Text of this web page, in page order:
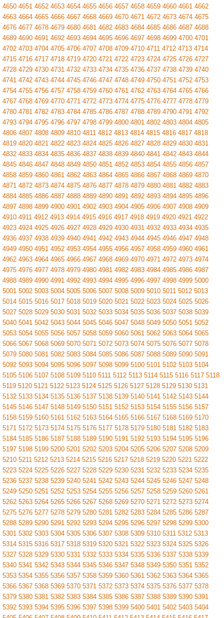
4650 4651 4652 4653 4654 4655 4656 4657 4658 4659 4660 4661 4662
4663 4664 4665 4666 4667 4668 4669 4670 4671 4672 4673 4674 4675
4676 4677 4678 4679 4680 4681 4682 4683 4684 4685 4686 4687 4688
4689 4690 4691 4692 4693 4694 4695 4696 4697 4698 4699 4700 4701
4702 4703 4704 4705 4706 4707 4708 4709 4710 4711 4712 4713 4714
4715 4716 4717 4718 4719 4720 4721 4722 4723 4724 4725 4726 4727
4728 4729 4730 4731 4732 4733 4734 4735 4736 4737 4738 4739 4740
4741 4742 4743 4744 4745 4746 4747 4748 4749 4750 4751 4752 4753
4754 4755 4756 4757 4758 4759 4760 4761 4762 4763 4764 4765 4766
4767 4768 4769 4770 4771 4772 4773 4774 4775 4776 4777 4778 4779
4780 4781 4782 4783 4784 4785 4786 4787 4788 4789 4790 4791 4792
4793 4794 4795 4796 4797 4798 4799 4800 4801 4802 4803 4804 4805
4806 4807 4808 4809 4810 4811 4812 4813 4814 4815 4816 4817 4818
4819 4820 4821 4822 4823 4824 4825 4826 4827 4828 4829 4830 4831
4832 4833 4834 4835 4836 4837 4838 4839 4840 4841 4842 4843 4844
4845 4846 4847 4848 4849 4850 4851 4852 4853 4854 4855 4856 4857
4858 4859 4860 4861 4862 4863 4864 4865 4866 4867 4868 4869 4870
4871 4872 4873 4874 4875 4876 4877 4878 4879 4880 4881 4882 4883
4884 4885 4886 4887 4888 4889 4890 4891 4892 4893 4894 4895 4896
4897 4898 4899 4900 4901 4902 4903 4904 4905 4906 4907 4908 4909
4910 4911 4912 4913 4914 4915 4916 4917 4918 4919 4920 4921 4922
4923 4924 4925 4926 4927 4928 4929 4930 4931 4932 4933 4934 4935
4936 4937 4938 4939 4940 4941 4942 4943 4944 4945 4946 4947 4948
4949 4950 4951 4952 4953 4954 4955 4956 4957 4958 4959 4960 4961
4962 4963 4964 4965 4966 4967 4968 4969 4970 4971 4972 4973 4974
4975 4976 4977 4978 4979 4980 4981 4982 4983 4984 4985 4986 4987
4988 4989 4990 4991 4992 4993 4994 4995 4996 4997 4998 4999 5000
5001 5002 5003 5004 5005 5006 5007 5008 5009 5010 5011 5012 5013
5014 5015 5016 5017 5018 5019 5020 5021 5022 5023 5024 5025 5026
5027 5028 5029 5030 5031 5032 5033 5034 5035 5036 5037 5038 5039
5040 5041 5042 5043 5044 5045 5046 5047 5048 5049 5050 5051 5052
5053 5054 5055 5056 5057 5058 5059 5060 5061 5062 5063 5064 5065
5066 5067 5068 5069 5070 5071 5072 5073 5074 5075 5076 5077 5078
5079 5080 5081 5082 5083 5084 5085 5086 5087 5088 5089 5090 5091
5092 5093 5094 5095 5096 5097 5098 5099 5100 5101 5102 5103 5104
5105 5106 5107 5108 5109 5110 5111 5112 5113 5114 5115 5116 5117 5118
5119 5120 5121 5122 5123 5124 5125 5126 5127 5128 5129 5130 5131
5132 5133 5134 5135 5136 5137 5138 5139 5140 5141 5142 5143 5144
5145 5146 5147 5148 5149 5150 5151 5152 5153 5154 5155 5156 5157
5158 5159 5160 5161 5162 5163 5164 5165 5166 5167 5168 5169 5170
5171 5172 5173 5174 5175 5176 5177 5178 5179 5180 5181 5182 5183
5184 5185 5186 5187 5188 5189 5190 5191 5192 5193 5194 5195 5196
5197 5198 5199 5200 5201 5202 5203 5204 5205 5206 5207 5208 5209
5210 5211 5212 5213 5214 5215 5216 5217 5218 5219 5220 5221 5222
5223 5224 5225 5226 5227 5228 5229 5230 5231 5232 5233 5234 5235
5236 5237 5238 5239 5240 5241 5242 5243 5244 5245 5246 5247 5248
5249 5250 5251 5252 5253 5254 5255 5256 5257 5258 5259 5260 5261
5262 5263 5264 5265 5266 5267 5268 5269 5270 5271 5272 5273 5274
5275 5276 5277 5278 5279 5280 5281 5282 5283 5284 5285 5286 5287
5288 5289 5290 5291 5292 5293 5294 5295 5296 5297 5298 5299 5300
5301 5302 5303 5304 5305 5306 5307 5308 5309 5310 5311 5312 5313
5314 5315 5316 5317 5318 5319 5320 5321 5322 5323 5324 5325 5326
5327 5328 5329 5330 5331 5332 5333 5334 5335 5336 5337 5338 5339
5340 5341 5342 5343 5344 5345 5346 5347 5348 5349 5350 5351 5352
5353 5354 5355 5356 5357 5358 5359 5360 5361 5362 5363 5364 5365
5366 5367 5368 5369 5370 5371 5372 5373 5374 5375 5376 5377 5378
5379 5380 5381 5382 5383 5384 5385 5386 5387 5388 5389 5390 5391
5392 5393 5394 5395 5396 5397 5398 5399 5400 5401 5402 5403 5404